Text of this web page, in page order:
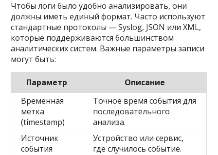
Чтобы логи было удобно анализировать, они
должны иметь единый формат. Часто используют
стандартные протоколы — Syslog, JSON или XML,
которые поддерживаются большинством
аналитических систем. Важные параметры записи
могут быть:
Параметр
Описание
Временная
метка
(timestamp)
Точное время события для
последовательного
анализа.
Источник
события
Устройство или сервис,
где случилось событие.